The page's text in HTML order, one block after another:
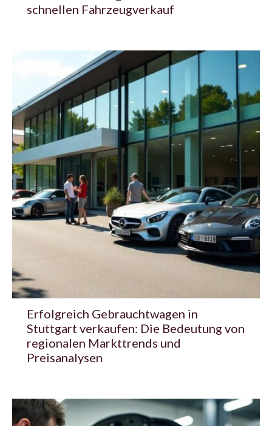
schnellen Fahrzeugverkauf
Erfolgreich Gebrauchtwagen in
Stuttgart verkaufen: Die Bedeutung von
regionalen Markttrends und
Preisanalysen